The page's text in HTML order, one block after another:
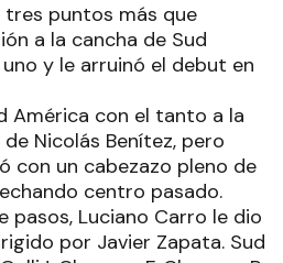
tres puntos más que
a la cancha de Sud
y le arruinó el debut en
América con el tanto a la
Nicolás Benítez, pero
con un cabezazo pleno de
centro pasado.
pasos, Luciano Carro le dio
por Javier Zapata. Sud